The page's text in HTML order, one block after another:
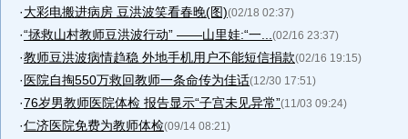
·大彩电搬进病房 豆洪波笑看春晚(图)(02/18 02:37)
·“拯救山村教师豆洪波行动” ——山里娃:“一... (02/16 23:37)
·教师豆洪波病情趋稳 外地手机用户不能短信捐款(02/16 19:15)
· 医院自掏550万救回教师一条命传为佳话(12/30 17:51)
·76岁男教师医院体检 报告显示“子宫未见异常”(11/03 09:24)
·仁济医院免费为教师体检(09/14 08:21)